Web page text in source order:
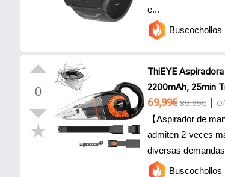
e...
Buscochollos
0
ThiEYE
2200mAh, 25min
69,99€89,99€
【Aspirador de
admiten 2 veces
diversas
Buscochollos